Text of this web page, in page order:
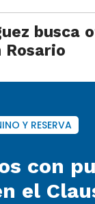
busca
Rosario
Y RESERVA
con
el